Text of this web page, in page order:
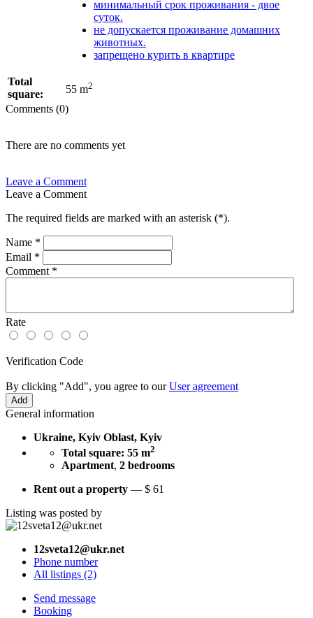
минимальный срок проживания - двое
суток.
не допускается проживание домашних
животных.
запрещено курить в квартире
Total
square:
55 m2
Comments (0)
There are no comments yet
Leave a Comment
Leave a Comment
The required fields are marked with an asterisk (*).
Name *
Email *
Comment *
Rate
Verification Code
By clicking "Add", you agree to ourUser agreement
General information
Ukraine, Kyiv Oblast, Kyiv
Total square: 55 m2
Apartment, 2 bedrooms
Rent out a property — $ 61
Listing was posted by
12sveta12@ukr.net
Phone number
All listings (2)
Send message
Booking